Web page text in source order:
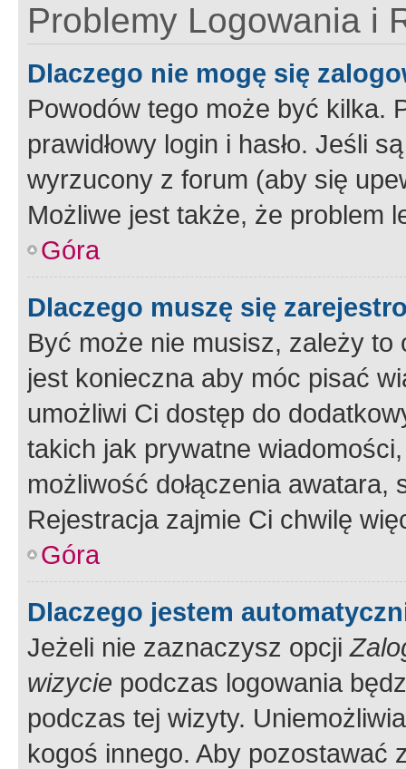
Problemy Logowania i
Dlaczego nie mogę się
Powodów tego może być kilka.
prawidłowy login i hasło. Jeśli
wyrzucony z forum (aby się
Możliwe jest także, że problem
Góra
Dlaczego muszę się
Być może nie musisz, zależy
jest konieczna aby móc pisać
umożliwi Ci dostęp do
takich jak prywatne
możliwość dołączenia
Rejestracja zajmie Ci chwilę
Góra
Dlaczego jestem
Jeżeli nie zaznaczysz opcji
wizycie podczas logowania
podczas tej wizyty.
kogoś innego. Aby pozostawać